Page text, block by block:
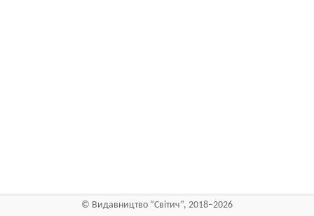
© Видавництво “Світич”, 2018–2026